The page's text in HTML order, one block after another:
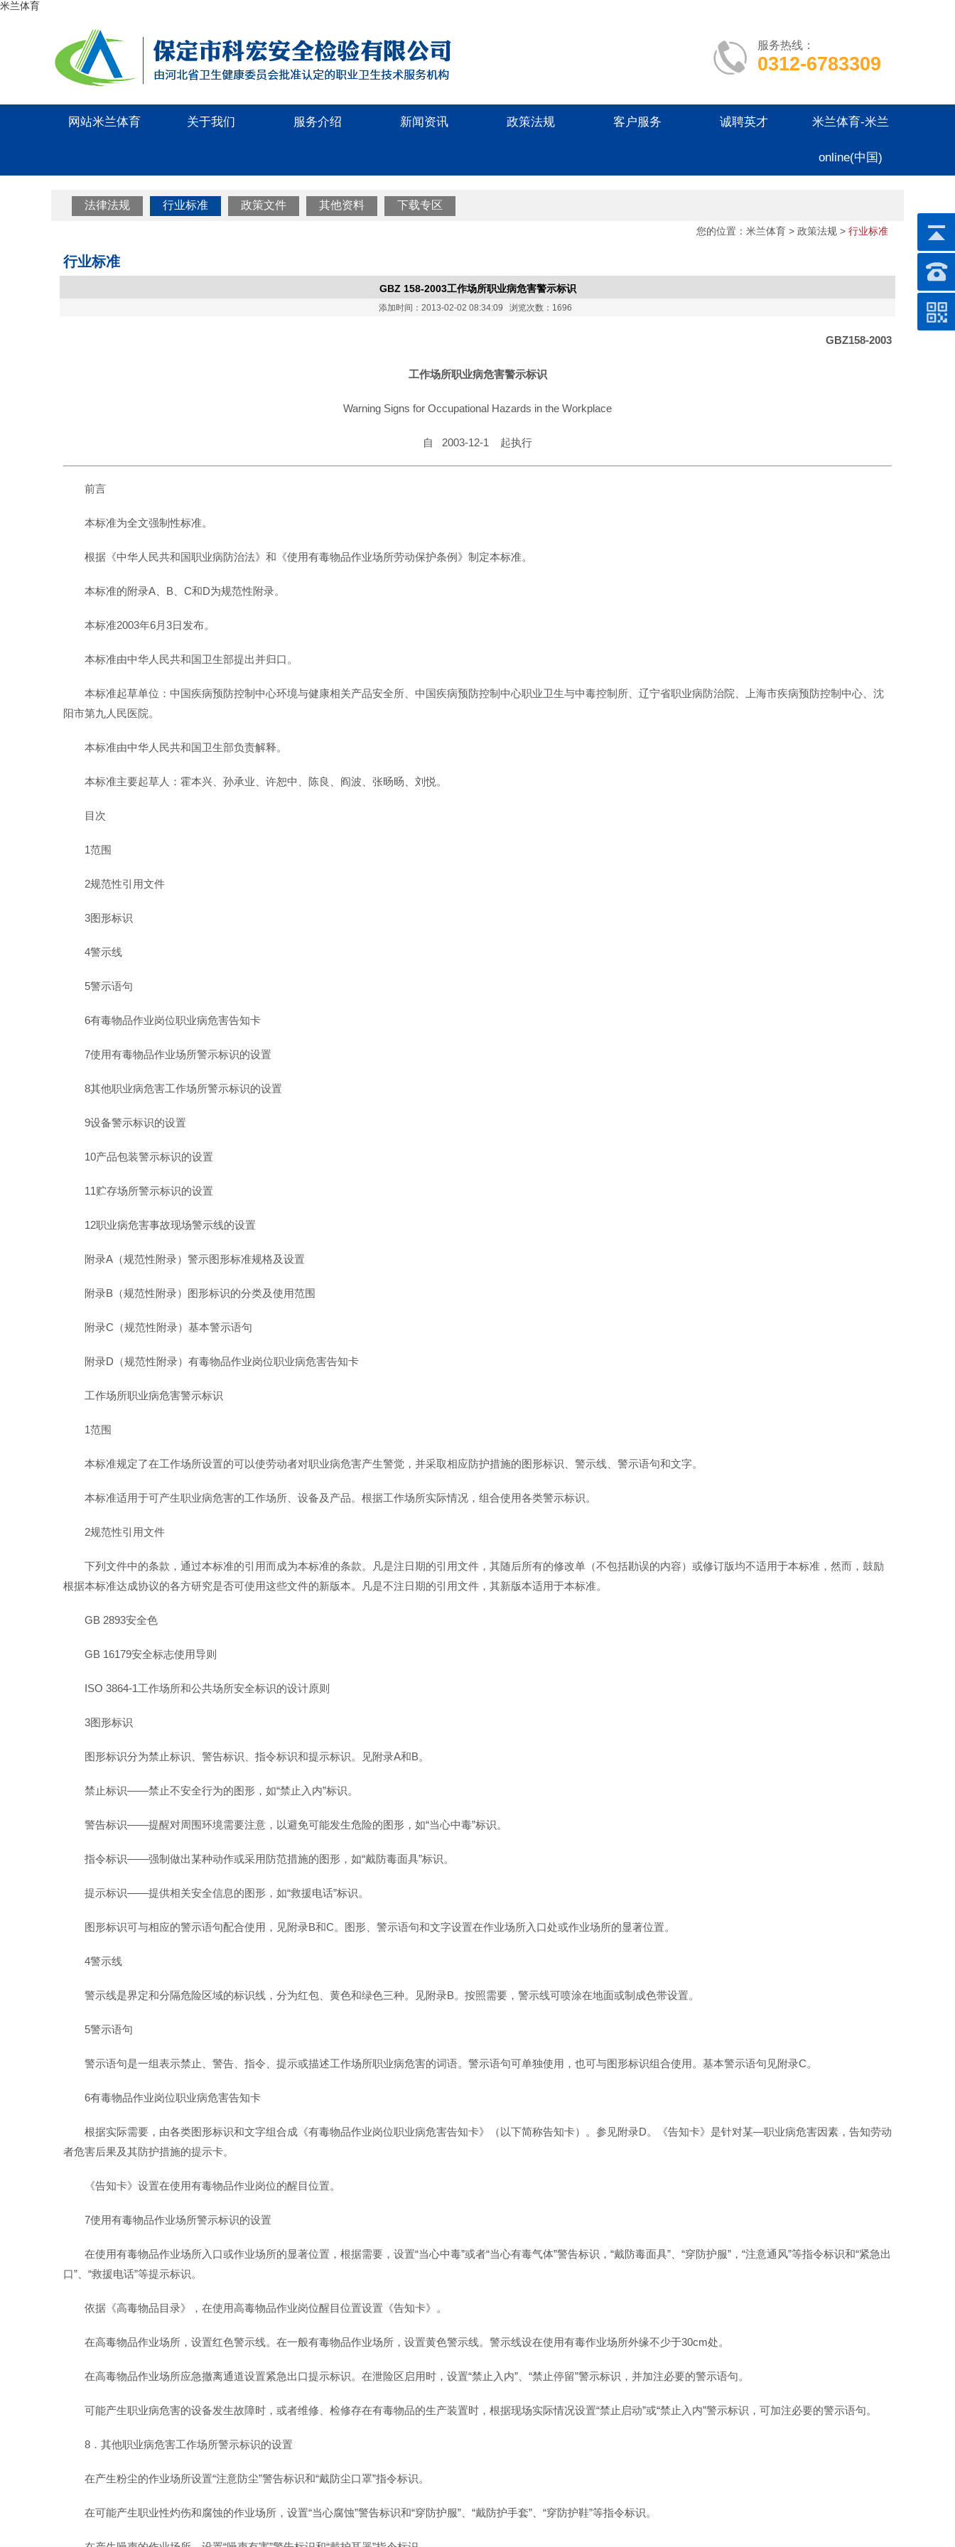
米兰体育
服务热线：
0312-6783309
网站米兰体育 关于我们 服务介绍 新闻资讯 政策法规 客户服务 诚聘英才 米兰体育-米兰
online(中国)
法律法规 行业标准 政策文件 其他资料 下载专区
您的位置： 米兰体育 > 政策法规 > 行业标准
行业标准
GBZ 158-2003工作场所职业病危害警示标识
添加时间：2013-02-02 08:34:09 浏览次数：1696
GBZ158-2003
工作场所职业病危害警示标识
Warning Signs for Occupational Hazards in the Workplace
自 2003-12-1 起执行
前言
本标准为全文强制性标准。
根据《中华人民共和国职业病防治法》和《使用有毒物品作业场所劳动保护条例》制定本标准。
本标准的附录A、B、C和D为规范性附录。
本标准2003年6月3日发布。
本标准由中华人民共和国卫生部提出并归口。
本标准起草单位：中国疾病预防控制中心环境与健康相关产品安全所、中国疾病预防控制中心职业卫生与中毒控制所、辽宁省职业病防治院、上海市疾病预防控制中心、沈
阳市第九人民医院。
本标准由中华人民共和国卫生部负责解释。
本标准主要起草人：霍本兴、孙承业、许恕中、陈良、阎波、张旸旸、刘悦。
目次
1范围
2规范性引用文件
3图形标识
4警示线
5警示语句
6有毒物品作业岗位职业病危害告知卡
7使用有毒物品作业场所警示标识的设置
8其他职业病危害工作场所警示标识的设置
9设备警示标识的设置
10产品包装警示标识的设置
11贮存场所警示标识的设置
12职业病危害事故现场警示线的设置
附录A（规范性附录）警示图形标准规格及设置
附录B（规范性附录）图形标识的分类及使用范围
附录C（规范性附录）基本警示语句
附录D（规范性附录）有毒物品作业岗位职业病危害告知卡
工作场所职业病危害警示标识
1范围
本标准规定了在工作场所设置的可以使劳动者对职业病危害产生警觉，并采取相应防护措施的图形标识、警示线、警示语句和文字。
本标准适用于可产生职业病危害的工作场所、设备及产品。根据工作场所实际情况，组合使用各类警示标识。
2规范性引用文件
下列文件中的条款，通过本标准的引用而成为本标准的条款。凡是注日期的引用文件，其随后所有的修改单（不包括勘误的内容）或修订版均不适用于本标准，然而，鼓励
根据本标准达成协议的各方研究是否可使用这些文件的新版本。凡是不注日期的引用文件，其新版本适用于本标准。
GB 2893安全色
GB 16179安全标志使用导则
ISO 3864-1工作场所和公共场所安全标识的设计原则
3图形标识
图形标识分为禁止标识、警告标识、指令标识和提示标识。见附录A和B。
禁止标识——禁止不安全行为的图形，如“禁止入内”标识。
警告标识——提醒对周围环境需要注意，以避免可能发生危险的图形，如“当心中毒”标识。
指令标识——强制做出某种动作或采用防范措施的图形，如“戴防毒面具”标识。
提示标识——提供相关安全信息的图形，如“救援电话”标识。
图形标识可与相应的警示语句配合使用，见附录B和C。图形、警示语句和文字设置在作业场所入口处或作业场所的显著位置。
4警示线
警示线是界定和分隔危险区域的标识线，分为红包、黄色和绿色三种。见附录B。按照需要，警示线可喷涂在地面或制成色带设置。
5警示语句
警示语句是一组表示禁止、警告、指令、提示或描述工作场所职业病危害的词语。警示语句可单独使用，也可与图形标识组合使用。基本警示语句见附录C。
6有毒物品作业岗位职业病危害告知卡
根据实际需要，由各类图形标识和文字组合成《有毒物品作业岗位职业病危害告知卡》（以下简称告知卡）。参见附录D。《告知卡》是针对某—职业病危害因素，告知劳动
者危害后果及其防护措施的提示卡。
《告知卡》设置在使用有毒物品作业岗位的醒目位置。
7使用有毒物品作业场所警示标识的设置
在使用有毒物品作业场所入口或作业场所的显著位置，根据需要，设置“当心中毒”或者“当心有毒气体”警告标识，“戴防毒面具”、“穿防护服”，“注意通风”等指令标识和“紧急出
口”、“救援电话”等提示标识。
依据《高毒物品目录》，在使用高毒物品作业岗位醒目位置设置《告知卡》。
在高毒物品作业场所，设置红色警示线。在一般有毒物品作业场所，设置黄色警示线。警示线设在使用有毒作业场所外缘不少于30cm处。
在高毒物品作业场所应急撤离通道设置紧急出口提示标识。在泄险区启用时，设置“禁止入内”、“禁止停留”警示标识，并加注必要的警示语句。
可能产生职业病危害的设备发生故障时，或者维修、检修存在有毒物品的生产装置时，根据现场实际情况设置“禁止启动”或“禁止入内”警示标识，可加注必要的警示语句。
8．其他职业病危害工作场所警示标识的设置
在产生粉尘的作业场所设置“注意防尘”警告标识和“戴防尘口罩”指令标识。
在可能产生职业性灼伤和腐蚀的作业场所，设置“当心腐蚀”警告标识和“穿防护服”、“戴防护手套”、“穿防护鞋”等指令标识。